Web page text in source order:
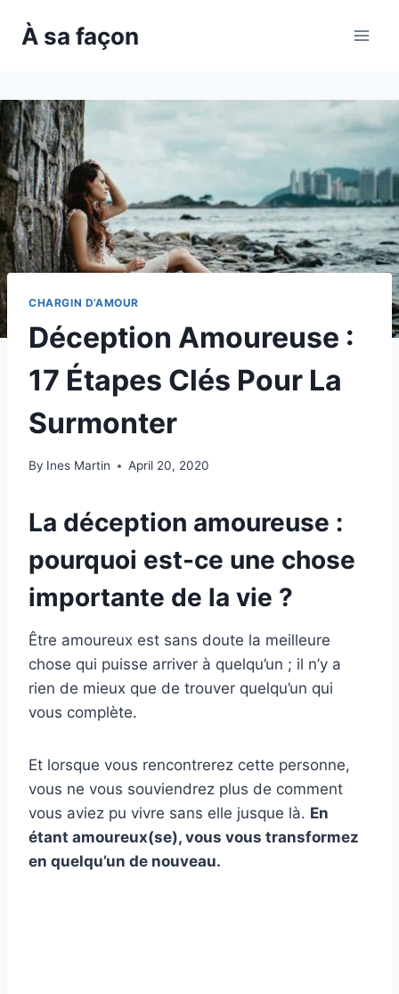
À sa façon
CHARGIN D’AMOUR
Déception Amoureuse :
17 Étapes Clés Pour La
Surmonter
By Ines Martin April 20, 2020
La déception amoureuse :
pourquoi est-ce une chose
importante de la vie ?
Être amoureux est sans doute la meilleure
chose qui puisse arriver à quelqu’un ; il n’y a
rien de mieux que de trouver quelqu’un qui
vous complète.
Et lorsque vous rencontrerez cette personne,
vous ne vous souviendrez plus de comment
vous aviez pu vivre sans elle jusque là. En
étant amoureux(se), vous vous transformez
en quelqu’un de nouveau.